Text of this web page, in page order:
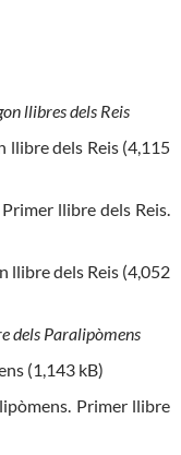
llibres dels Reis
llibre dels Reis (4,115
llibre dels Reis.
llibre dels Reis (4,052
dels Paralipòmens
(1,143 kB)
Primer llibre